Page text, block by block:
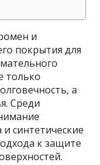
и
покрытия для
только
а
Среди
синтетические
к защите